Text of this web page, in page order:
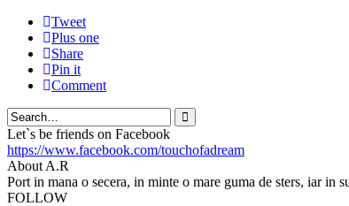
Tweet
Plus one
Share
Pin it
Comment
Let`s be friends on Facebook
https://www.facebook.com/touchofadream
About A.R
Port in mana o secera, in minte o mare guma de sters, iar in
FOLLOW